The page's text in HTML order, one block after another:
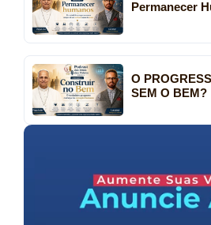
Permanecer
O
SEM O BEM?